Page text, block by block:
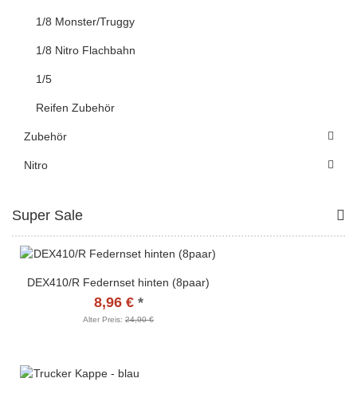
1/8 Monster/Truggy
1/8 Nitro Flachbahn
1/5
Reifen Zubehör
Zubehör
Nitro
Super Sale
DEX410/R Federnset hinten (8paar)
8,96 € *
Alter Preis: 24,90 €